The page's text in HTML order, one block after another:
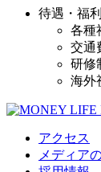
待遇・福
各種
交通
研修
海外
アクセス
メディア